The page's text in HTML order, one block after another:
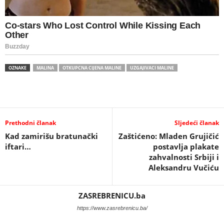
OZNAKE MALINA OTKUPCNA CIJENA MALINE UZGAJIVACI MALINE
Prethodni članak
Kad zamirišu bratunački
iftari…
Sljedeći članak
Zaštićeno: Mladen Grujičić
postavlja plakate
zahvalnosti Srbiji i
Aleksandru Vučiću
ZASREBRENICU.ba
https://www.zasrebrenicu.ba/